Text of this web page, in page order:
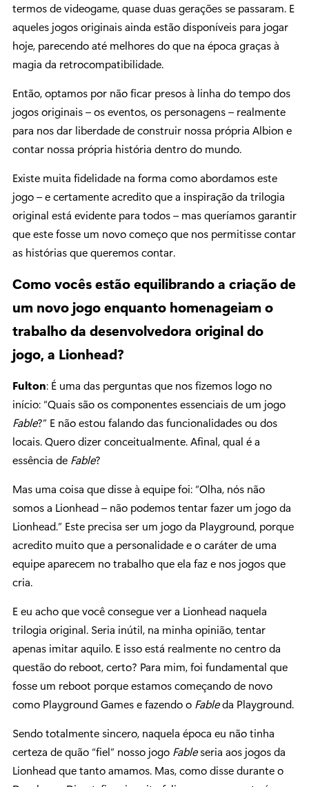
termos de videogame, quase duas gerações se passaram. E
aqueles jogos originais ainda estão disponíveis para jogar
hoje, parecendo até melhores do que na época graças à
magia da retrocompatibilidade.
Então, optamos por não ficar presos à linha do tempo dos
jogos originais – os eventos, os personagens – realmente
para nos dar liberdade de construir nossa própria Albion e
contar nossa própria história dentro do mundo.
Existe muita fidelidade na forma como abordamos este
jogo – e certamente acredito que a inspiração da trilogia
original está evidente para todos – mas queríamos garantir
que este fosse um novo começo que nos permitisse contar
as histórias que queremos contar.
Como vocês estão equilibrando a criação de
um novo jogo enquanto homenageiam o
trabalho da desenvolvedora original do
jogo, a Lionhead?
Fulton: É uma das perguntas que nos fizemos logo no
início: “Quais são os componentes essenciais de um jogo
Fable?” E não estou falando das funcionalidades ou dos
locais. Quero dizer conceitualmente. Afinal, qual é a
essência de Fable?
Mas uma coisa que disse à equipe foi: “Olha, nós não
somos a Lionhead – não podemos tentar fazer um jogo da
Lionhead.” Este precisa ser um jogo da Playground, porque
acredito muito que a personalidade e o caráter de uma
equipe aparecem no trabalho que ela faz e nos jogos que
cria.
E eu acho que você consegue ver a Lionhead naquela
trilogia original. Seria inútil, na minha opinião, tentar
apenas imitar aquilo. E isso está realmente no centro da
questão do reboot, certo? Para mim, foi fundamental que
fosse um reboot porque estamos começando de novo
como Playground Games e fazendo o Fableda Playground.
Sendo totalmente sincero, naquela época eu não tinha
certeza de quão “fiel” nosso jogo Fableseria aos jogos da
Lionhead que tanto amamos. Mas, como disse durante o